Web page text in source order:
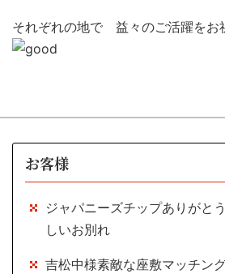
それぞれの地で 益々のご活躍をお
お客様
ジャパニーズチップありがと
しいお別れ
吉松中様素敵な座敷マッチン